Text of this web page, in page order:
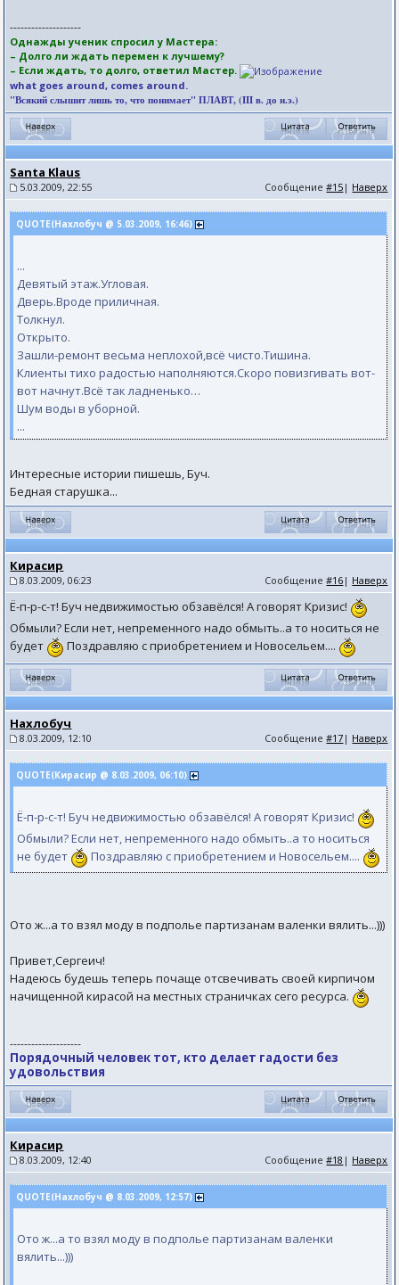
--------------------
Однажды ученик спросил у Мастера:
– Долго ли ждать перемен к лучшему?
– Если ждать, то долго, ответил Мастер.
what goes around, comes around.
"Всякий слышит лишь то, что понимает" ПЛАВТ, (III в. до н.э.)
Santa Klaus
5.03.2009, 22:55 Сообщение#15 | Наверх
QUOTE(Нахлобуч @ 5.03.2009, 16:46)
...
Девятый этаж.Угловая.
Дверь.Вроде приличная.
Толкнул.
Открыто.
Зашли-ремонт весьма неплохой,всё чисто.Тишина.
Клиенты тихо радостью наполняются.Скоро повизгивать вот-
вот начнут.Всё так ладненько…
Шум воды в уборной.
...
Интересные истории пишешь, Буч.
Бедная старушка...
Кирасир
8.03.2009, 06:23 Сообщение#16 | Наверх
Ё-п-р-с-т! Буч недвижимостью обзавёлся! А говорят Кризис!
Обмыли? Если нет, непременного надо обмыть..а то носиться не
будет
Поздравляю с приобретением и Новосельем....
Нахлобуч
8.03.2009, 12:10 Сообщение#17 | Наверх
QUOTE(Кирасир @ 8.03.2009, 06:10)
Ё-п-р-с-т! Буч недвижимостью обзавёлся! А говорят Кризис!
Обмыли? Если нет, непременного надо обмыть..а то носиться
не будет
Поздравляю с приобретением и Новосельем....
Ото ж...а то взял моду в подполье партизанам валенки вялить...)))
Привет,Сергеич!
Надеюсь будешь теперь почаще отсвечивать своей кирпичом
начищенной кирасой на местных страничках сего ресурса.
--------------------
Порядочный человек тот, кто делает гадости без
удовольствия
Кирасир
8.03.2009, 12:40 Сообщение#18 | Наверх
QUOTE(Нахлобуч @ 8.03.2009, 12:57)
Ото ж...а то взял моду в подполье партизанам валенки
вялить...)))